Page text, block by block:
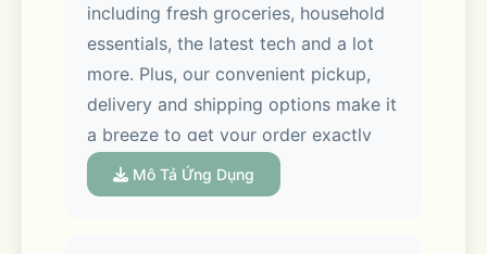
including fresh groceries, household
essentials, the latest tech and a lot
more. Plus, our convenient pickup,
delivery and shipping options make it
a breeze to get your order exactly
when you want it, whether you’re
shopping in-store or on the go.
Mô Tả Ứng Dụng